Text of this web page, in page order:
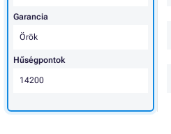
Garancia
Örök
Hűségpontok
14200